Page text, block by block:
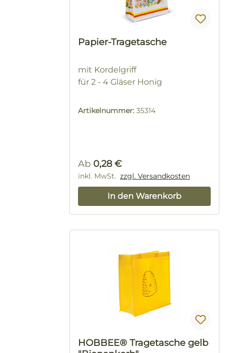
Papier-Tragetasche
mit Kordelgriff
für 2 - 4 Gläser Honig
Artikelnummer: 35314
Regulärer Preis:
Ab 0,28 €
inkl. MwSt. zzgl. Versandkosten
In den Warenkorb
HOBBEE® Tragetasche gelb